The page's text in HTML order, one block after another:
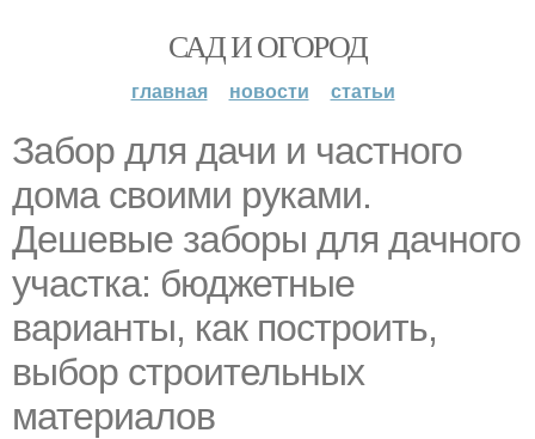
САД И ОГОРОД
главная новости статьи
Забор для дачи и частного
дома своими руками.
Дешевые заборы для дачного
участка: бюджетные
варианты, как построить,
выбор строительных
материалов